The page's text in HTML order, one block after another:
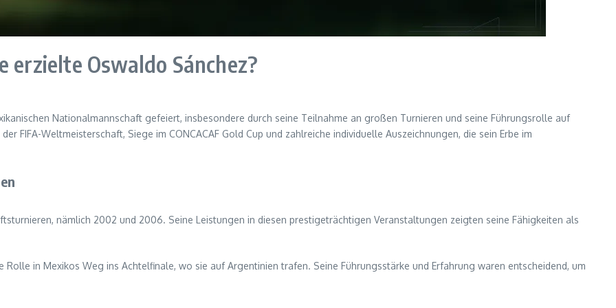
Oswaldo Sánchez?
Nationalmannschaft gefeiert, insbesondere durch seine Teilnahme an großen Turnieren und seine Führungsrolle auf
FIFA-Weltmeisterschaft, Siege im CONCACAF Gold Cup und zahlreiche individuelle Auszeichnungen, die sein Erbe im
nämlich 2002 und 2006. Seine Leistungen in diesen prestigeträchtigen Veranstaltungen zeigten seine Fähigkeiten als
in Mexikos Weg ins Achtelfinale, wo sie auf Argentinien trafen. Seine Führungsstärke und Erfahrung waren entscheidend, um